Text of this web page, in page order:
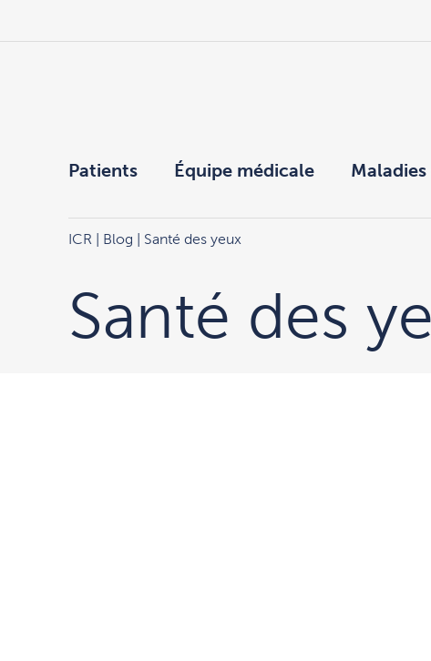
Patients Équipe médicale
ICR Blog | Santé des yeux
Santé des